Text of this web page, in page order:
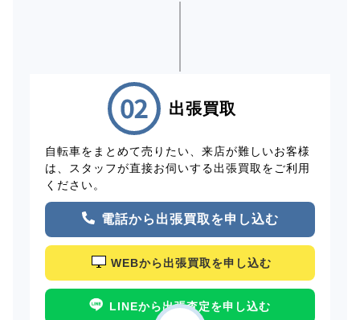
出張買取
自転車をまとめて売りたい、来店が難しいお客様
は、スタッフが直接お伺いする出張買取をご利用
ください。
電話から出張買取を申し込む
WEBから出張買取を申し込む
LINEから出張査定を申し込む